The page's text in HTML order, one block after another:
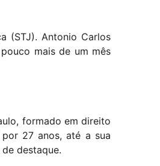
(STJ). Antonio Carlos
mais de um mês
formado em direito
27 anos, até a sua
destaque.